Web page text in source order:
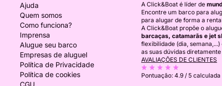
Ajuda
Quem somos
Como funciona?
Imprensa
Alugue seu barco
Empresas de aluguel
Política de Privacidade
Política de cookies
CGU
A Click&Boat é líder de
Encontre um barco para
para alugar de forma a
A Click&Boat propõe o
barcaças, catamarãs e jet
flexibilidade (dia,
as suas dúvidas
AVALIAÇÕES DE CLIENTES
Pontuação: 4.9 / 5 calculada